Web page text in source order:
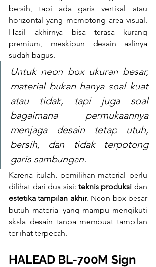
bersih, tapi ada garis vertikal atau
horizontal yang memotong area visual.
Hasil akhirnya bisa terasa kurang
premium, meskipun desain aslinya
sudah bagus.
Untuk neon box ukuran besar,
material bukan hanya soal kuat
atau tidak, tapi juga soal
bagaimana permukaannya
menjaga desain tetap utuh,
bersih, dan tidak terpotong
garis sambungan.
Karena itulah, pemilihan material perlu
dilihat dari dua sisi: teknis produksi
estetika tampilan akhir. Neon box besar
butuh material yang mampu mengikuti
skala desain tanpa membuat tampilan
terlihat terpecah.
HALEAD BL-700M Sign